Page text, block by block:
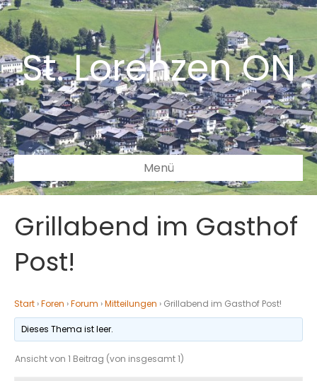
St. Lorenzen ON
Menü
Grillabend im Gasthof
Post!
Start ›Foren ›Forum ›Mitteilungen › Grillabend im Gasthof Post!
Dieses Thema ist leer.
Ansicht von 1 Beitrag (von insgesamt 1)